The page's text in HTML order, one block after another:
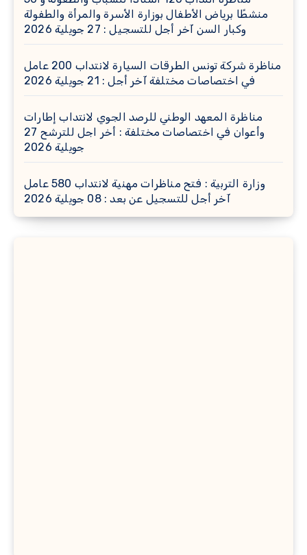
منشطًا برياض الأطفال بوزارة الأسرة والمرأة والطفولة
وكبار السن آخر أجل للتسجيل : 27 جويلية 2026
مناظرة شركة تونس الطرقات السيارة لانتداب 200 عامل
في اختصاصات مختلفة آخر أجل : 21 جويلية 2026
مناظرة المعهد الوطني للرصد الجوي لانتداب إطارات
وأعوان في اختصاصات مختلفة : أخر اجل للترشح 27
جويلية 2026
وزارة التربية : فتح مناظرات مهنية لانتداب 580 عامل
آخر أجل للتسجيل عن بعد : 08 جويلية 2026